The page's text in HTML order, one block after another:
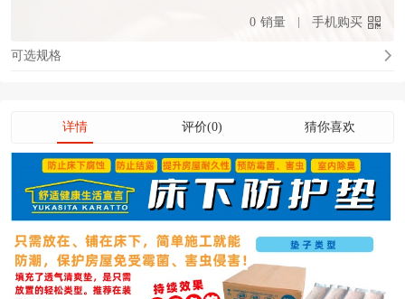
0 销量 手机购买
可选规格
详情 评价(0) 猜你喜欢